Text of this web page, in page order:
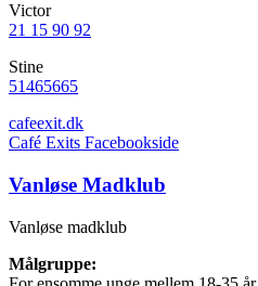
Victor
21 15 90 92
Stine
51465665
cafeexit.dk
Café Exits Facebookside
Vanløse Madklub
Vanløse madklub
Målgruppe: